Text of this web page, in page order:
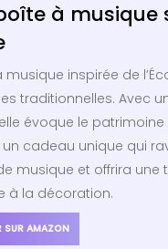
à musique
musique inspirée de
traditionnelles. Avec
évoque le patrimoine
un cadeau unique qui
musique et offrira une
à la décoration.
SUR AMAZON